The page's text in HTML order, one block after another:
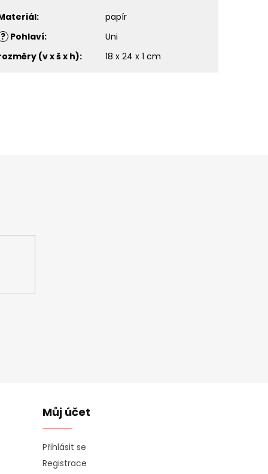
:
papír
? Pohlaví:
Uni
(v x š x h): 18 x 24 x 1 cm
Můj účet
Přihlásit se
Registrace